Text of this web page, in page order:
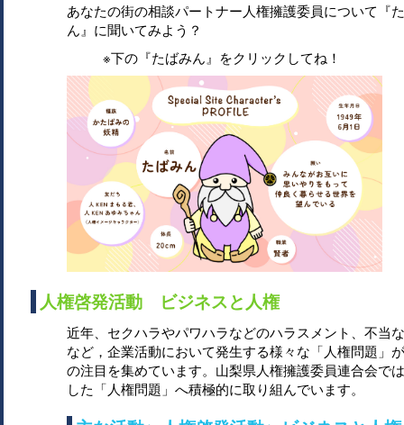
あなたの街の相談パートナー人権擁護委員について『
ん』に聞いてみよう？
※下の『たばみん』をクリックしてね！
人権啓発活動 ビジネスと人権
近年、セクハラやパワハラなどのハラスメント、不当
など，企業活動において発生する様々な「人権問題」
の注目を集めています。山梨県人権擁護委員連合会で
した「人権問題」へ積極的に取り組んでいます。